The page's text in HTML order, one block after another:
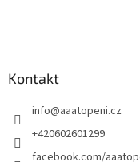
Kontakt
info@aaatopeni.cz
+420602601299
facebook.com/